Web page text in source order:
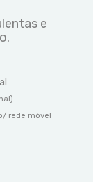
e
rede móvel